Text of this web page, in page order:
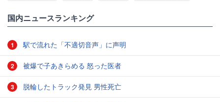
国内ニュースランキング
1 駅で流れた「不適切音声」に声明
2 被爆で子あきらめる 怒った医者
3 脱輪したトラック発見 男性死亡